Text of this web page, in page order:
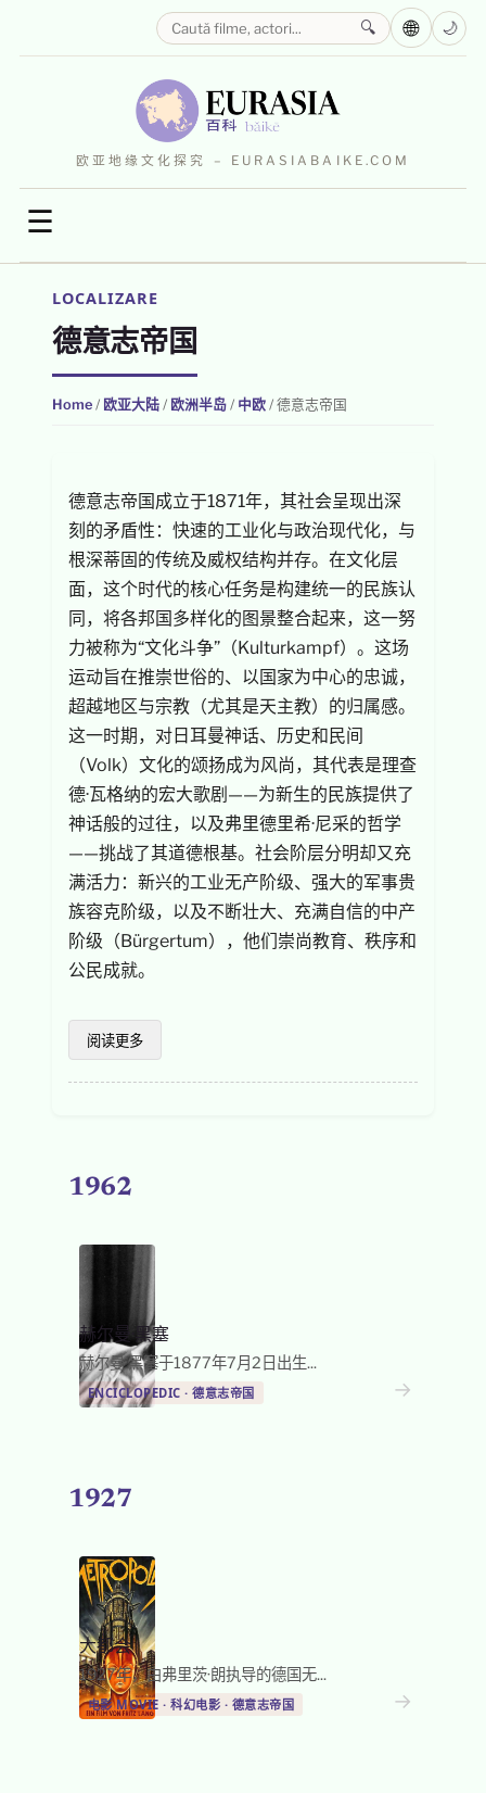
欧亚地缘文化探究 – EURASIABAIKE.COM
☰
🔍 🌐 🌙
LOCALIZARE
德意志帝国
Home/ 欧亚大陆/ 欧洲半岛/ 中欧/ 德意志帝国
德意志帝国成立于1871年，其社会呈现出深
刻的矛盾性：快速的工业化与政治现代化，与
根深蒂固的传统及威权结构并存。在文化层
面，这个时代的核心任务是构建统一的民族认
同，将各邦国多样化的图景整合起来，这一努
力被称为“文化斗争”（Kulturkampf）。这场
运动旨在推崇世俗的、以国家为中心的忠诚，
超越地区与宗教（尤其是天主教）的归属感。
这一时期，对日耳曼神话、历史和民间
（Volk）文化的颂扬成为风尚，其代表是理查
德·瓦格纳的宏大歌剧——为新生的民族提供了
神话般的过往，以及弗里德里希·尼采的哲学
——挑战了其道德根基。社会阶层分明却又充
满活力：新兴的工业无产阶级、强大的军事贵
族容克阶级，以及不断壮大、充满自信的中产
阶级（Bürgertum），他们崇尚教育、秩序和
公民成就。
阅读更多
1962
赫尔曼·黑塞
赫尔曼·黑塞于1877年7月2日出生...
ENCICLOPEDIC · 德意志帝国 →
1927
大都会
1927年，由弗里茨·朗执导的德国无...
电影 MOVIE · 科幻电影 · 德意志帝国 →